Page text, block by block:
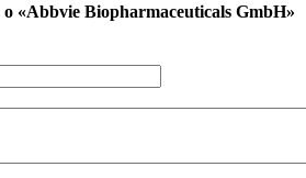
«Abbvie Biopharmaceuticals GmbH»